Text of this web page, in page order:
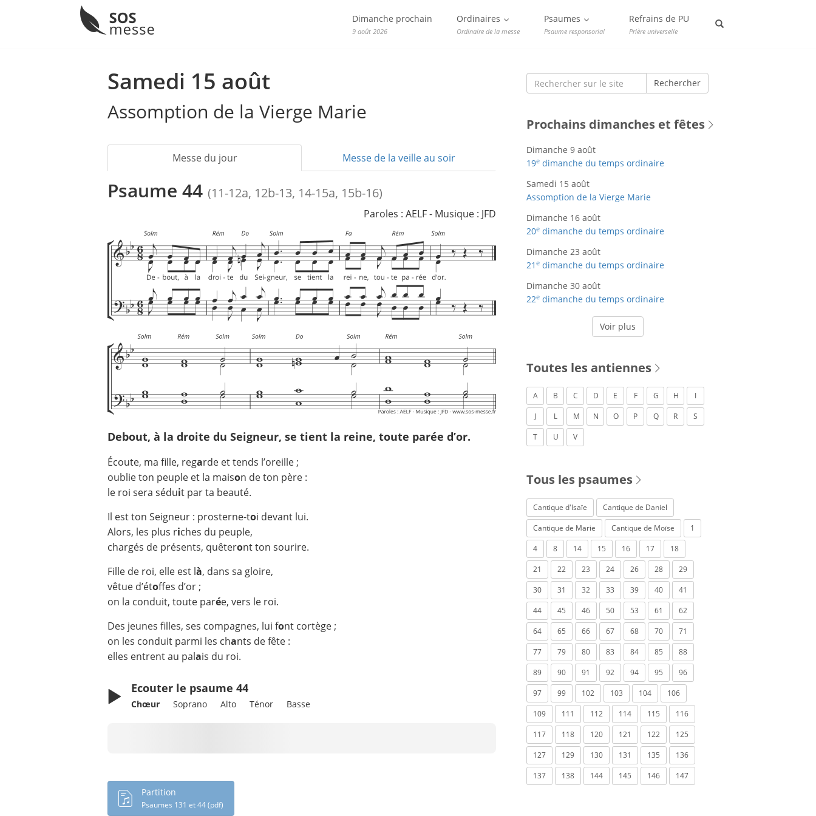
Menu Dimanche prochain
9 août 2026
Ordinaires
Ordinaire de la messe
Psaumes
Psaume responsorial
Refrains de PU
Prière universelle
Samedi 15 août
Assomption de la Vierge Marie
Messe du jour Messe de la veille au soir
Psaume 44 (11-12a, 12b-13, 14-15a, 15b-16)
Paroles : AELF - Musique : JFD
Debout, à la droite du Seigneur, se tient la reine, toute parée d’or.
Écoute, ma fille, regarde et tends l’oreille ;
oublie ton peuple et la maison de ton père :
le roi sera séduit par ta beauté.
Il est ton Seigneur : prosterne-toi devant lui.
Alors, les plus riches du peuple,
chargés de présents, quêteront ton sourire.
Fille de roi, elle est là, dans sa gloire,
vêtue d’étoffes d’or ;
on la conduit, toute parée, vers le roi.
Des jeunes filles, ses compagnes, lui font cortège ;
on les conduit parmi les chants de fête :
elles entrent au palais du roi.
Ecouter le psaume 44
Chœur Soprano Alto Ténor Basse
Partition
Psaumes 131 et 44 (pdf)
Search
for:
Rechercher
Prochains dimanches et fêtes
Dimanche 9 août
19e dimanche du temps ordinaire
Samedi 15 août
Assomption de la Vierge Marie
Dimanche 16 août
20e dimanche du temps ordinaire
Dimanche 23 août
21 e dimanche du temps ordinaire
Dimanche 30 août
22e dimanche du temps ordinaire
Voir plus
Toutes les antiennes
A B C D E F G H
I
J
L M N O P Q R
S
T
U V
Tous les psaumes
Cantique d'Isaïe
Cantique de Daniel
Cantique de Marie
Cantique de Moïse
1
4
8 14 15 16 17
18
21
22 23 24 26 28
29
30
31 32 33 39 40
41
44
45 46 50 53 61
62
64
65 66 67 68 70
71
77
79 80 83 84 85
88
89
90 91 92 94 95
96
97
99 102 103 104
106
109
111 112 114 115
116
117
118 120 121 122
125
127
129 130 131 135
136
137
138 144 145 146 147